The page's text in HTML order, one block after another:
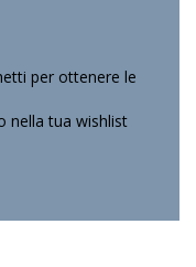
per ottenere le
nella tua wishlist